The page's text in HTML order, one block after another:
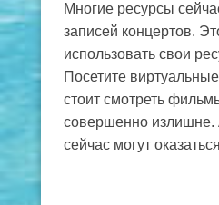
Многие ресурсы
записей концертов.
использовать свои
Посетите
стоит смотреть
совершенно излишне.
сейчас могут